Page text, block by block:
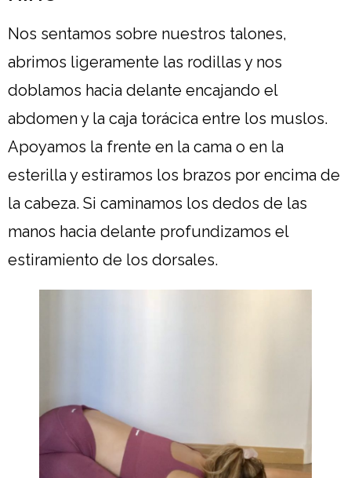
Nos sentamos sobre nuestros talones,
abrimos ligeramente las rodillas y nos
doblamos hacia delante encajando el
abdomen y la caja torácica entre los muslos.
Apoyamos la frente en la cama o en la
esterilla y estiramos los brazos por encima de
la cabeza. Si caminamos los dedos de las
manos hacia delante profundizamos el
estiramiento de los dorsales.